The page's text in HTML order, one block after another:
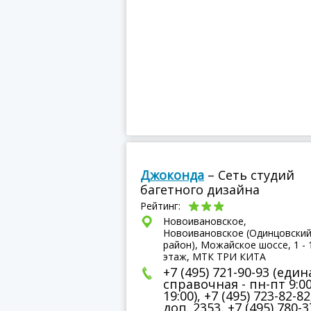
Джоконда – Сеть студий
багетного дизайна
Рейтинг:
Новоивановское,
Новоивановское (Одинцовский
район), Можайское шоссе, 1 - 1
этаж, МТК ТРИ КИТА
+7 (495) 721-90-93
справочная - пн-пт
19:00), +7 (495) 723-82-
доп. 2353, +7 (495) 780-